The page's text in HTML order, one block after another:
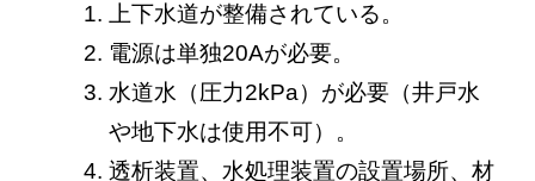
上下水道が整備されている。
電源は単独20Aが必要。
水道水（圧力2kPa）が必要（井戸水
や地下水は使用不可）。
透析装置、水処理装置の設置場所、材